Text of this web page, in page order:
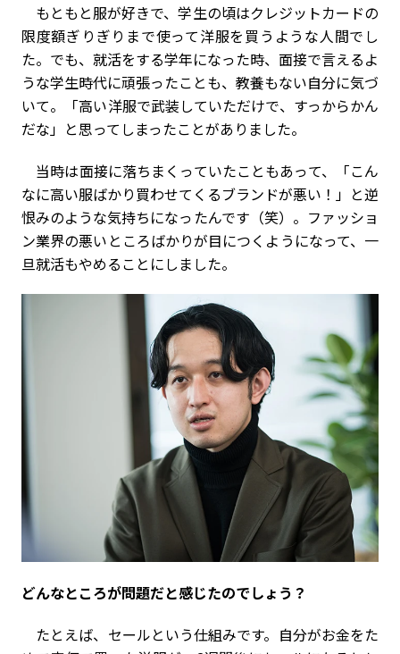
もともと服が好きで、学生の頃はクレジットカードの
限度額ぎりぎりまで使って洋服を買うような人間でし
た。でも、就活をする学年になった時、面接で言えるよ
うな学生時代に頑張ったことも、教養もない自分に気づ
いて。「高い洋服で武装していただけで、すっからかん
だな」と思ってしまったことがありました。
当時は面接に落ちまくっていたこともあって、「こん
なに高い服ばかり買わせてくるブランドが悪い！」と逆
恨みのような気持ちになったんです（笑）。ファッショ
ン業界の悪いところばかりが目につくようになって、一
旦就活もやめることにしました。
――どんなところが問題だと感じたのでしょう？
たとえば、セールという仕組みです。自分がお金をた